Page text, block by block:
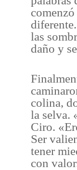
las
daño y
colina,
la selva.
Ciro.
Ser
tener
con